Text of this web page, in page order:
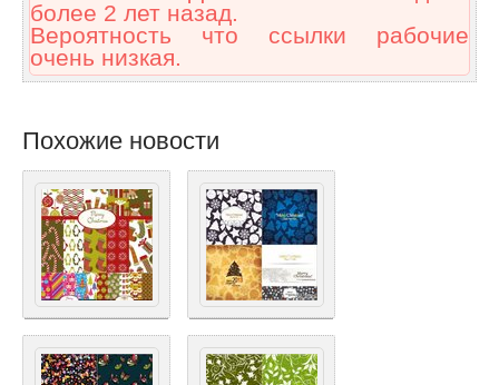
более 2 лет назад.
Вероятность что ссылки рабочие
очень низкая.
Похожие новости